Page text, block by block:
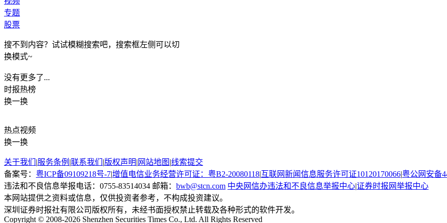
专题
股票
搜不到内容？试试模糊搜索吧，搜索框左侧可以切
换模式~
没有更多了...
时报热榜
换一换
热点视频
换一换
关于我们 |服务条例 |联系我们 |版权声明| 网站地图 |线索提交
备案号： 粤ICP备09109218号-7|增值电信业务经营许可证：粤B2-20080118|互联网新闻信息服务许可证10120170066|粤公网安备
违法和不良信息举报电话：0755-83514034 邮箱： bwb@stcn.com 中央网信办违法和不良信息举报中心|证券时报网举报中心
本网站提供之资料或信息，仅供投资者参考，不构成投资建议。
深圳证券时报社有限公司版权所有，未经书面授权禁止转载及各种形式的软件开发。
Copyright © 2008-2026 Shenzhen Securities Times Co., Ltd. All Rights Reserved